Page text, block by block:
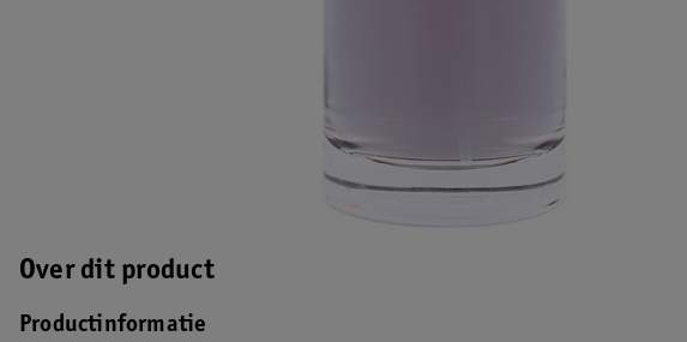
Over dit product
Productinformatie